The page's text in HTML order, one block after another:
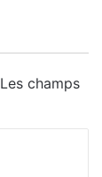
Les champs